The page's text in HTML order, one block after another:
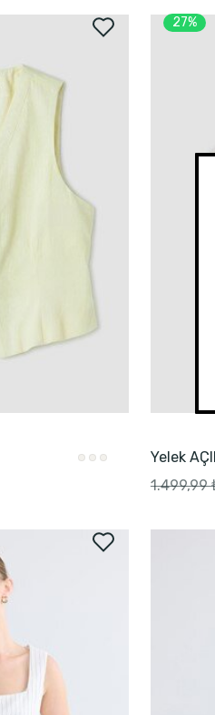
27%
Yelek
1.499,99